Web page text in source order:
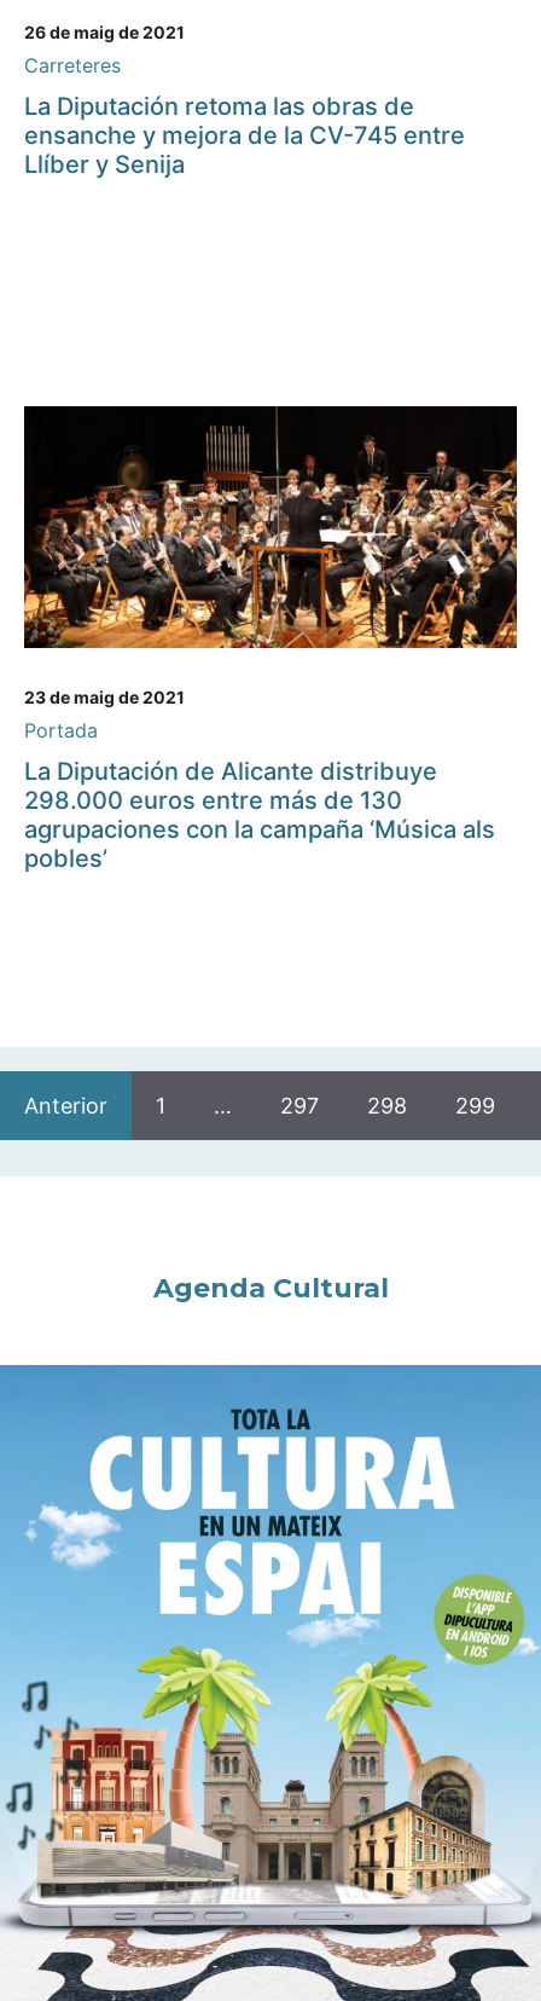
26 de maig de 2021
Carreteres
La Diputación retoma las obras de
ensanche y mejora de la CV-745 entre
Llíber y Senija
23 de maig de 2021
Portada
La Diputación de Alicante distribuye
298.000 euros entre más de 130
agrupaciones con la campaña ‘Música als
pobles’
Anterior 1 … 297 298 299
Agenda Cultural